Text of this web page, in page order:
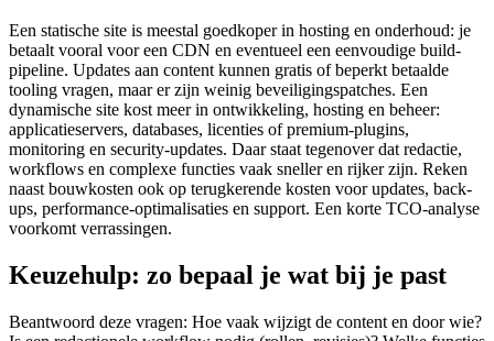
Een statische site is meestal goedkoper in hosting en onderhoud: je
betaalt vooral voor een CDN en eventueel een eenvoudige build-
pipeline. Updates aan content kunnen gratis of beperkt betaalde
tooling vragen, maar er zijn weinig beveiligingspatches. Een
dynamische site kost meer in ontwikkeling, hosting en beheer:
applicatieservers, databases, licenties of premium-plugins,
monitoring en security-updates. Daar staat tegenover dat redactie,
workflows en complexe functies vaak sneller en rijker zijn. Reken
naast bouwkosten ook op terugkerende kosten voor updates, back-
ups, performance-optimalisaties en support. Een korte TCO-analyse
voorkomt verrassingen.
Keuzehulp: zo bepaal je wat bij je past
Beantwoord deze vragen: Hoe vaak wijzigt de content en door wie?